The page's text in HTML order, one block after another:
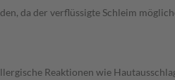
da der verflüssigte Schleim
Reaktionen wie